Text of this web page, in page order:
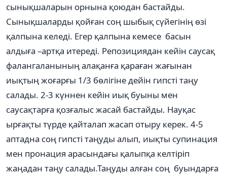
сынықшаларын орнына қоюдан бастайды.
Сынықшаларды қойған соң шыбық сүйегінің өзі
қалпына келеді. Егер қалпына кемесе басын
алдыға –артқа итереді. Репозициядан кейін саусақ
фалангаланының алақанға қараған жағынан
иықтың жоғарғы 1/3 бөлігіне дейін гипсті таңу
салады. 2-3 күннен кейін иық буыны мен
саусақтарға қозғалыс жасай бастайды. Науқас
ырғақты түрде қайталап жасап отыру керек. 4-5
аптадна соң гипсті таңуды алып, иықты супинация
мен пронация арасындағы қалыпқа келтіріп
жаңадан таңу салады.Таңуды алған соң буындарға